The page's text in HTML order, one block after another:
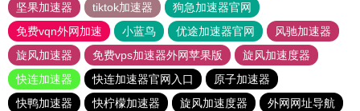
坚果加速器
tiktok加速器
狗急加速器官网
免费vqn外网加速
小蓝鸟 优途加速器官网
风驰加速器
旋风加速器
免费vps加速器外网苹果版
旋风加速度器
快连加速器
快连加速器官网入口
原子加速器
快鸭加速器
快柠檬加速器 旋风加速度器
外网网址导航